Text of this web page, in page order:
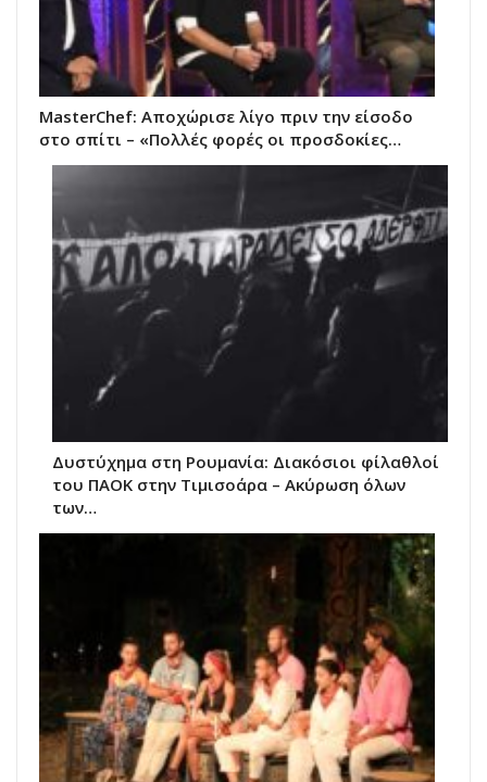
MasterChef: Αποχώρισε λίγο πριν την είσοδο
στο σπίτι – «Πολλές φορές οι προσδοκίες…
Δυστύχημα στη Ρουμανία: Διακόσιοι φίλαθλοί
του ΠΑΟΚ στην Τιμισοάρα – Ακύρωση όλων
των…